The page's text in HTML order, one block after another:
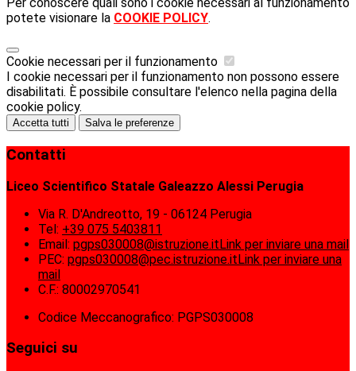
potete visionare la COOKIE POLICY.
Cookie necessari per il funzionamento
I cookie necessari per il funzionamento non possono essere
disabilitati. È possibile consultare l'elenco nella pagina della
cookie policy.
Accetta tutti Salva le preferenze
Contatti
Liceo Scientifico Statale Galeazzo Alessi Perugia
Via R. D'Andreotto, 19 - 06124 Perugia
Tel: +39 075 5403811
Email: pgps030008@istruzione.itLink per inviare una mail
PEC: pgps030008@pec.istruzione.itLink per inviare una
mail
C.F.: 80002970541
Codice Meccanografico: PGPS030008
Seguici su